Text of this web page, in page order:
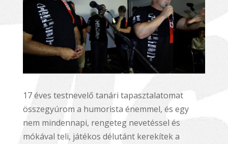
17 éves testnevelő tanári tapasztalatomat
összegyúrom a humorista énemmel, és egy
nem mindennapi, rengeteg nevetéssel és
mókával teli, játékos délutánt kerekítek a